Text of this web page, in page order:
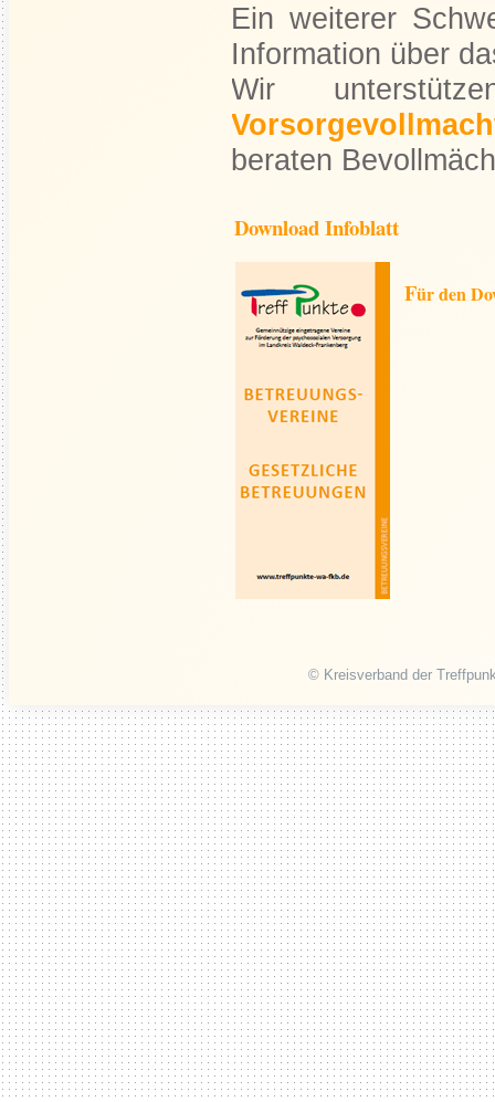
Ein weiterer
Information über
Wir
beraten
Download Infoblatt
Für den
© Kreisverband der